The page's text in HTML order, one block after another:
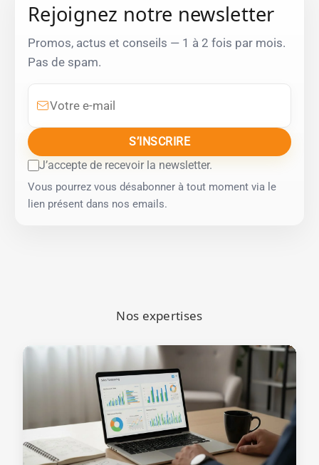
Rejoignez notre newsletter
Promos, actus et conseils — 1 à 2 fois par mois.
Pas de spam.
J’accepte de recevoir la newsletter.
S’INSCRIRE
Vous pourrez vous désabonner à tout moment via le
lien présent dans nos emails.
Nos expertises